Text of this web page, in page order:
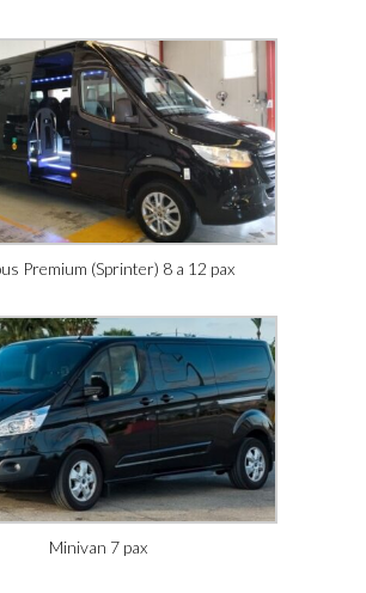
Premium (Sprinter) 8 a 12 pax
Minivan 7 pax